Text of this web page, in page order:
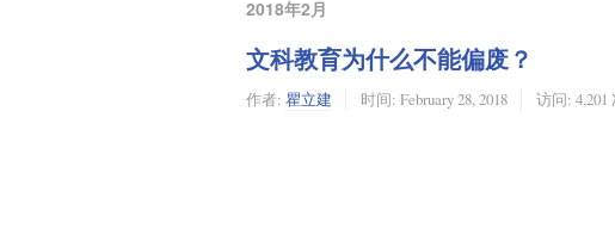
2018年2月
文科教育为什么不能偏废？
作者: 瞿立建 时间: February 28, 2018 访问: 4,201